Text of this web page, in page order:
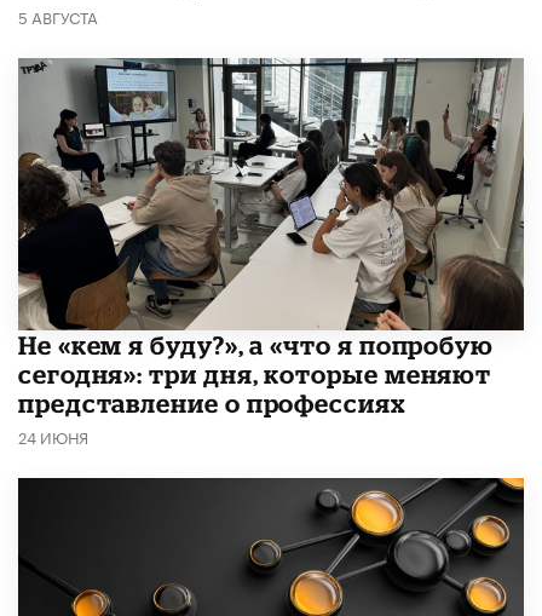
5 АВГУСТА
Не «кем я буду?», а «что я попробую
сегодня»: три дня, которые меняют
представление о профессиях
24 ИЮНЯ